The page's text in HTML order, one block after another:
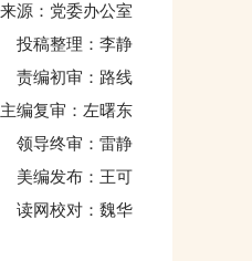
源：党委办公室
投稿整理：李静
责编初审：路线
主编复审：左曙东
领导终审：雷静
美编发布：王可
读网校对：魏华